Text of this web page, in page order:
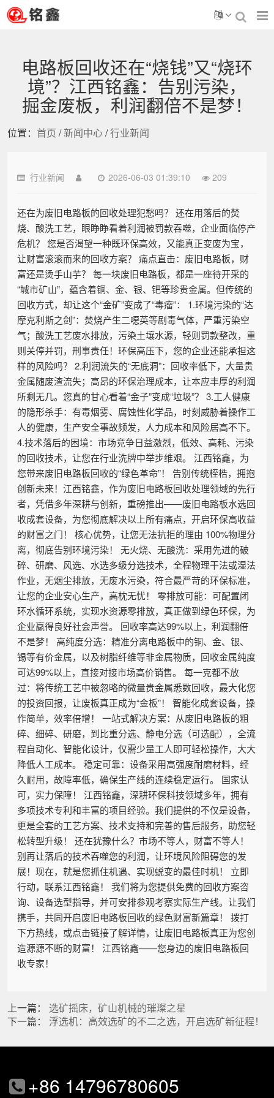
电路板回收还在“烧钱”又“烧环
境”？江西铭鑫：告别污染，
掘金废板，利润翻倍不是梦！
位置： 首页 /新闻中心/行业新闻
行业新闻 2026-06-03 01:39:10 209
还在为废旧电路板的回收处理犯愁吗？ 还在用落后的焚
烧、酸洗工艺，眼睁睁看着利润被罚款吞噬，企业面临停产
危机？ 您是否渴望一种既环保高效，又能真正变废为宝，
让财富滚滚而来的回收方案？ 痛点直击：废旧电路板，财
富还是烫手山芋？ 每一块废旧电路板，都是一座待开采的
“城市矿山”，蕴含着铜、金、银、钯等珍贵金属。但传统的
回收方式，却让这个“金矿”变成了“毒瘤”： 1.环境污染的“达
摩克利斯之剑”：焚烧产生二噁英等剧毒气体，严重污染空
气；酸洗工艺废水排放，污染土壤水源，轻则罚款整改，重
则关停并罚，刑事责任！环保高压下，您的企业还能承担这
样的风险吗？ 2.利润流失的“无底洞”：回收率低下，大量贵
金属随废渣流失；高昂的环保治理成本，让本应丰厚的利润
所剩无几。您真的甘心看着“金子”变成“垃圾”？ 3.工人健康
的隐形杀手：有毒烟雾、腐蚀性化学品，时刻威胁着操作工
人的健康，生产安全事故频发，人力成本和风险居高不下。
4.技术落后的困境：市场竞争日益激烈，低效、高耗、污染
的回收技术，让您在行业洗牌中举步维艰。 江西铭鑫，为
您带来废旧电路板回收的“绿色革命”！ 告别传统桎梏，拥抱
创新未来！江西铭鑫，作为废旧电路板回收处理领域的先行
者，凭借多年深耕与创新，重磅推出——废旧电路板水选回
收成套设备，为您彻底解决以上所有痛点，开启环保高收益
的财富之门！ 核心优势，让您无法抗拒的理由 100%物理分
离，彻底告别环境污染！ 无火烧、无酸洗：采用先进的破
碎、研磨、风选、水选多级分选技术，全程物理干法或湿法
作业，无烟尘排放，无废水污染，符合最严苛的环保标准，
让您的企业安心生产，高枕无忧！ 零排放可能：可配置闭
环水循环系统，实现水资源零排放，真正做到绿色环保，为
企业赢得良好社会声誉。 回收率高达99%以上，利润翻倍
不是梦！ 高纯度分选：精准分离电路板中的铜、金、银、
锡等有价金属，以及树脂纤维等非金属物质，回收金属纯度
可达99%以上，直接对接市场高价销售。 每一克都不放
过：将传统工艺中被忽略的微量贵金属悉数回收，最大化您
的投资回报，让废板真正成为“金板”！ 智能化成套设备，操
作简单，效率倍增！ 一站式解决方案：从废旧电路板的粗
碎、细碎、研磨，到比重分选、静电分选（可选配），全流
程自动化、智能化设计，仅需少量工人即可轻松操作，大大
降低人工成本。 稳定可靠：设备采用高强度耐磨材料，经
久耐用，故障率低，确保生产线的连续稳定运行。 国家认
可，实力保障！ 江西铭鑫，深耕环保科技领域多年，拥有
多项技术专利和丰富的项目经验。我们提供的不仅是设备，
更是全套的工艺方案、技术支持和完善的售后服务，助您轻
松转型升级！ 还在犹豫什么？市场不等人，财富不等人！
别再让落后的技术吞噬您的利润，让环境风险阻碍您的发
展！现在，就是您抓住机遇、实现蜕变的最佳时机！ 立即
行动，联系江西铭鑫！ 我们将为您提供免费的回收方案咨
询、设备选型指导，并可安排参观考察实际生产线。让我们
携手，共同开启废旧电路板回收的绿色财富新篇章！ 拨打
下方热线，或点击链接了解详情，让废旧电路板真正为您创
造源源不断的财富！ 江西铭鑫——您身边的废旧电路板回
收专家！
上一篇： 选矿摇床，矿山机械的璀璨之星
下一篇： 浮选机：高效选矿的不二之选，开启选矿新征程！
+86 14796780605